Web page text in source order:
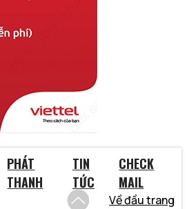
PHÁT
THANH
TIN
TỨC
CHECK
MAIL
Về đầu trang